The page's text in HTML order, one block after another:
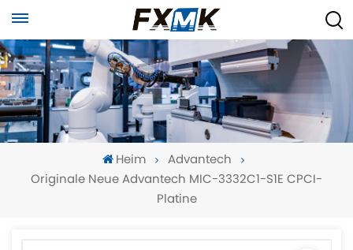
Heim
Advantech
Originale Neue Advantech MIC-3332C1-S1E CPCI-
Platine